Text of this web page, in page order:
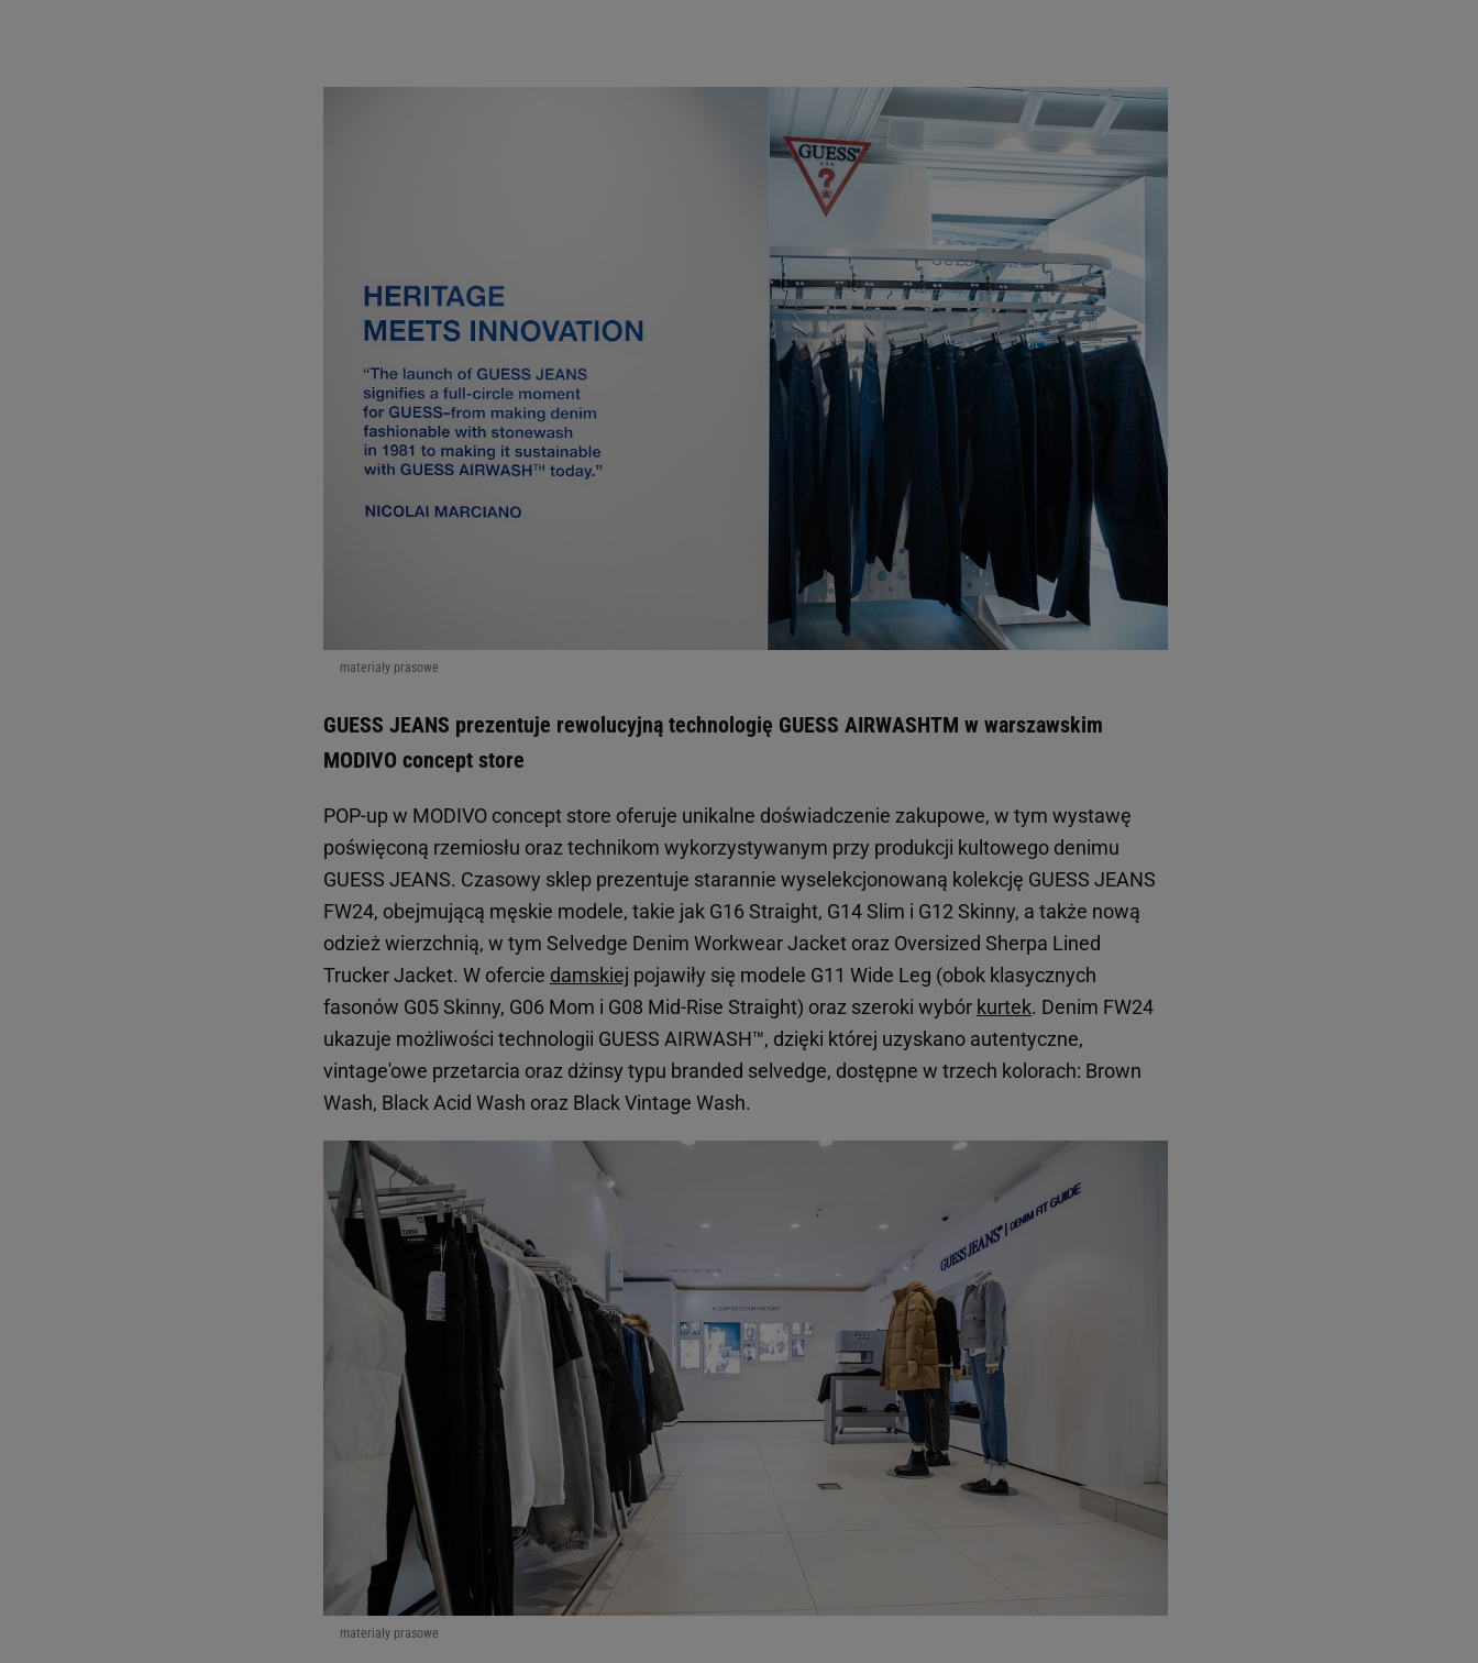
materiały prasowe
GUESS JEANS prezentuje rewolucyjną technologię GUESS AIRWASHTM w warszawskim
MODIVO concept store
POP-up w MODIVO concept store oferuje unikalne doświadczenie zakupowe, w tym wystawę
poświęconą rzemiosłu oraz technikom wykorzystywanym przy produkcji kultowego denimu
GUESS JEANS. Czasowy sklep prezentuje starannie wyselekcjonowaną kolekcję GUESS JEANS
FW24, obejmującą męskie modele, takie jak G16 Straight, G14 Slim i G12 Skinny, a także nową
odzież wierzchnią, w tym Selvedge Denim Workwear Jacket oraz Oversized Sherpa Lined
Trucker Jacket. W ofercie damskiej pojawiły się modele G11 Wide Leg (obok klasycznych
fasonów G05 Skinny, G06 Mom i G08 Mid-Rise Straight) oraz szeroki wybór kurtek. Denim FW24
ukazuje możliwości technologii GUESS AIRWASH™, dzięki której uzyskano autentyczne,
vintage'owe przetarcia oraz dżinsy typu branded selvedge, dostępne w trzech kolorach: Brown
Wash, Black Acid Wash oraz Black Vintage Wash.
materiały prasowe